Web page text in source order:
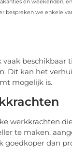
en weekenden,
bespreken we enkele
Dit kan het
mogelijk is.
werkkrachten
te maken,
goedkoper dan